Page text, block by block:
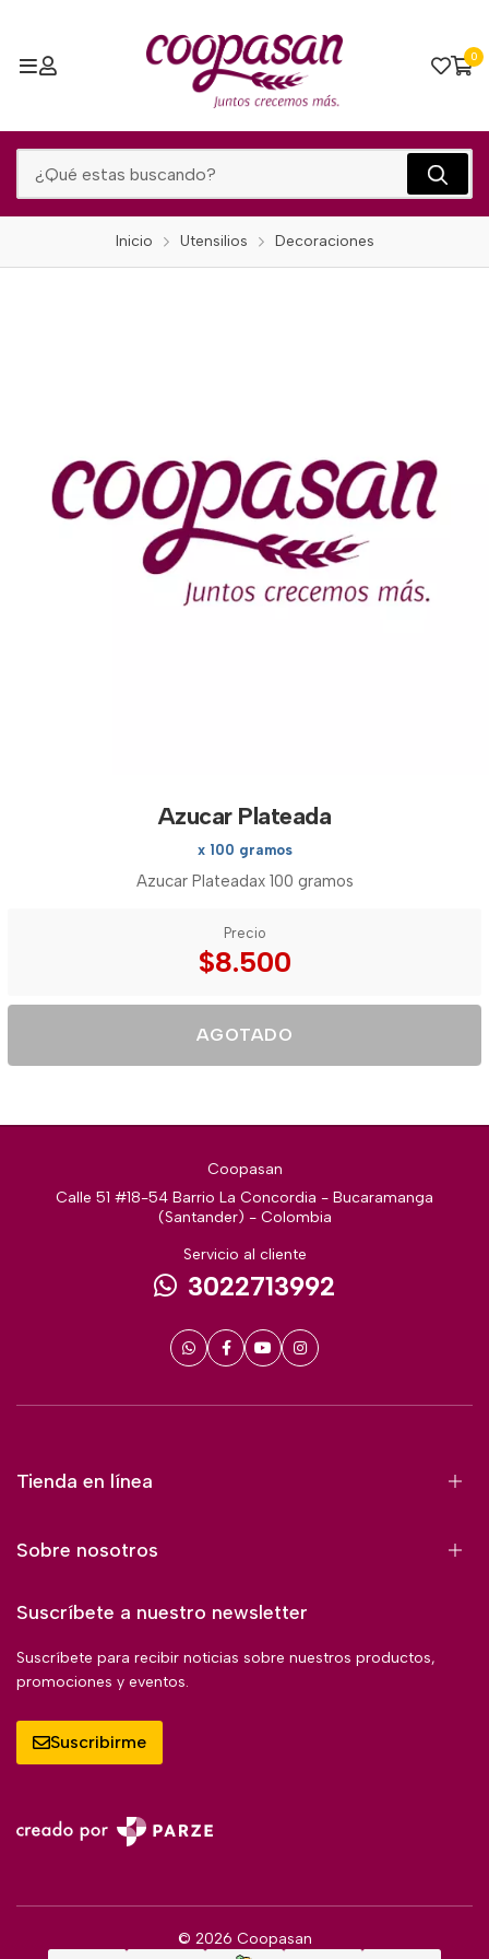
0
Inicio Utensilios Decoraciones
Azucar Plateada
x 100 gramos
Azucar Plateadax 100 gramos
Precio
$8.500
AGOTADO
Coopasan
Calle 51 #18-54 Barrio La Concordia - Bucaramanga
(Santander) - Colombia
Servicio al cliente
3022713992
Tienda en línea
Sobre nosotros
Suscríbete a nuestro newsletter
Suscríbete para recibir noticias sobre nuestros productos,
promociones y eventos.
Suscribirme
© 2026 Coopasan